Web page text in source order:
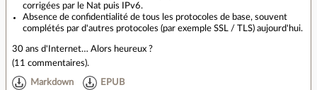
corrigées par le Nat puis IPv6.
Absence de confidentialité de tous les protocoles de base, souvent
complétés par d'autres protocoles (par exemple SSL / TLS) aujourd'hui.
30 ans d'Internet… Alors heureux ?
(11 commentaires).
Markdown EPUB